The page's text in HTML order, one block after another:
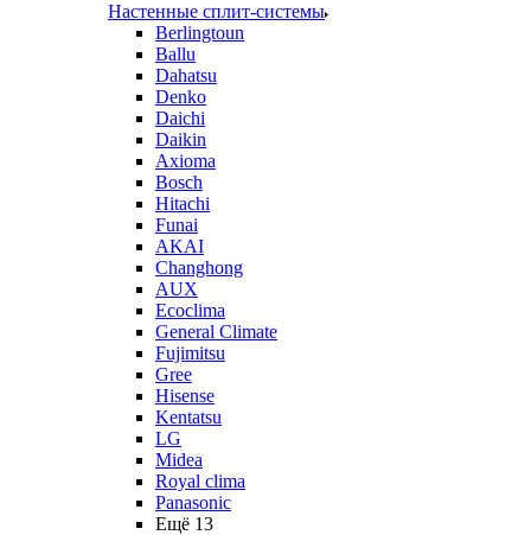
Настенные сплит-системы
Berlingtoun
Ballu
Dahatsu
Denko
Daichi
Daikin
Axioma
Bosch
Hitachi
Funai
AKAI
Changhong
AUX
Ecoclima
General Climate
Fujimitsu
Gree
Hisense
Kentatsu
LG
Midea
Royal clima
Panasonic
Ещё 13